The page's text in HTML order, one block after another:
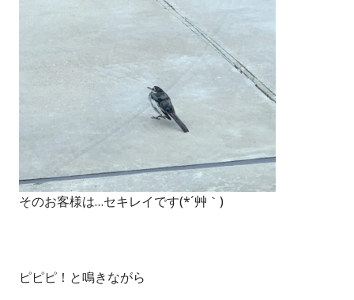
そのお客様は…セキレイです(*´艸｀)
ピピピ！と鳴きながら